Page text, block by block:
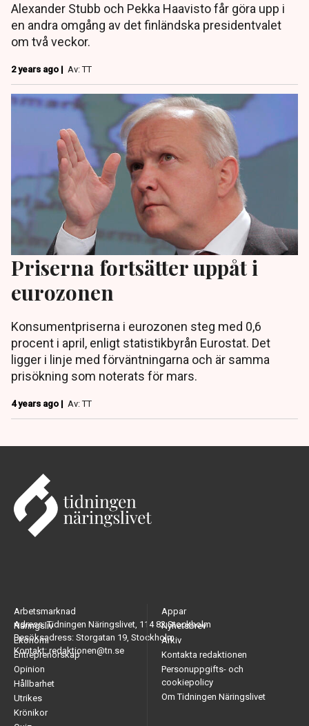
Alexander Stubb och Pekka Haavisto får göra upp i
en andra omgång av det finländska presidentvalet
om två veckor.
2 years ago | Av: TT
Priserna fortsätter uppåt i
eurozonen
Konsumentpriserna i eurozonen steg med 0,6
procent i april, enligt statistikbyrån Eurostat. Det
ligger i linje med förväntningarna och är samma
prisökning som noterats för mars.
4 years ago | Av: TT
Adress: Tidningen Näringslivet, 114 82 Stockholm
Besöksadress: Storgatan 19, Stockholm
Kontakt: redaktionen@tn.se
Arbetsmarknad
Näringsliv
Ekonomi
Entreprenörskap
Opinion
Hållbarhet
Utrikes
Krönikor
Appar
Nyhetsbrev
Arkiv
Kontakta redaktionen
Personuppgifts- och
cookiepolicy
Om Tidningen Näringslivet